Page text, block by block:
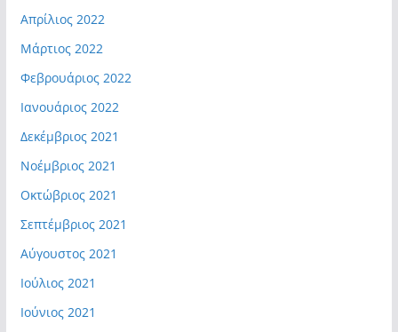
Απρίλιος 2022
Μάρτιος 2022
Φεβρουάριος 2022
Ιανουάριος 2022
Δεκέμβριος 2021
Νοέμβριος 2021
Οκτώβριος 2021
Σεπτέμβριος 2021
Αύγουστος 2021
Ιούλιος 2021
Ιούνιος 2021